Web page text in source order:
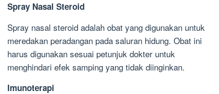
Spray Nasal Steroid
Spray nasal steroid adalah obat yang digunakan untuk
meredakan peradangan pada saluran hidung. Obat ini
harus digunakan sesuai petunjuk dokter untuk
menghindari efek samping yang tidak diinginkan.
Imunoterapi